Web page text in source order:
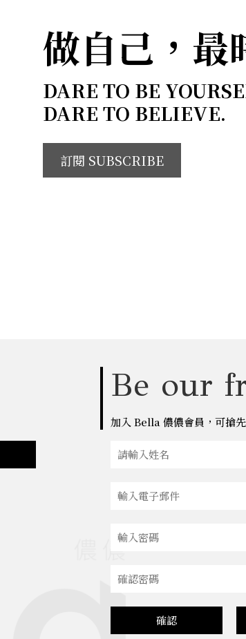
做自己，最
DARE TO BE
DARE TO BELIEVE.
訂閱 SUBSCRIBE
Be our
加入 Bella 儂儂會員，可搶
確認